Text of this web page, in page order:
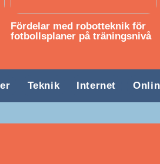
Fördelar med robotteknik för
fotbollsplaner på träningsnivå
Teknik Internet